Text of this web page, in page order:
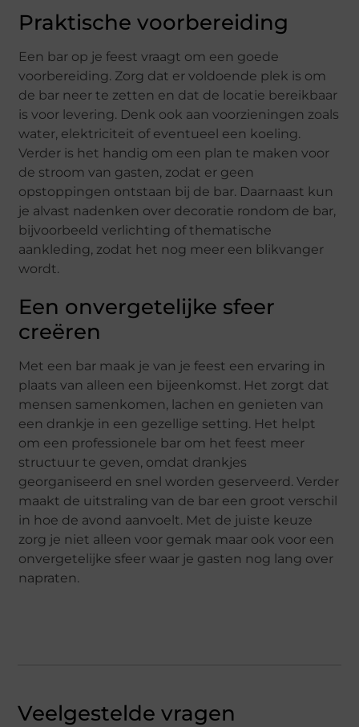
Praktische voorbereiding
Een bar op je feest vraagt om een goede
voorbereiding. Zorg dat er voldoende plek is om
de bar neer te zetten en dat de locatie bereikbaar
is voor levering. Denk ook aan voorzieningen zoals
water, elektriciteit of eventueel een koeling.
Verder is het handig om een plan te maken voor
de stroom van gasten, zodat er geen
opstoppingen ontstaan bij de bar. Daarnaast kun
je alvast nadenken over decoratie rondom de bar,
bijvoorbeeld verlichting of thematische
aankleding, zodat het nog meer een blikvanger
wordt.
Een onvergetelijke sfeer
creëren
Met een bar maak je van je feest een ervaring in
plaats van alleen een bijeenkomst. Het zorgt dat
mensen samenkomen, lachen en genieten van
een drankje in een gezellige setting. Het helpt
om een professionele bar om het feest meer
structuur te geven, omdat drankjes
georganiseerd en snel worden geserveerd. Verder
maakt de uitstraling van de bar een groot verschil
in hoe de avond aanvoelt. Met de juiste keuze
zorg je niet alleen voor gemak maar ook voor een
onvergetelijke sfeer waar je gasten nog lang over
napraten.
Veelgestelde vragen